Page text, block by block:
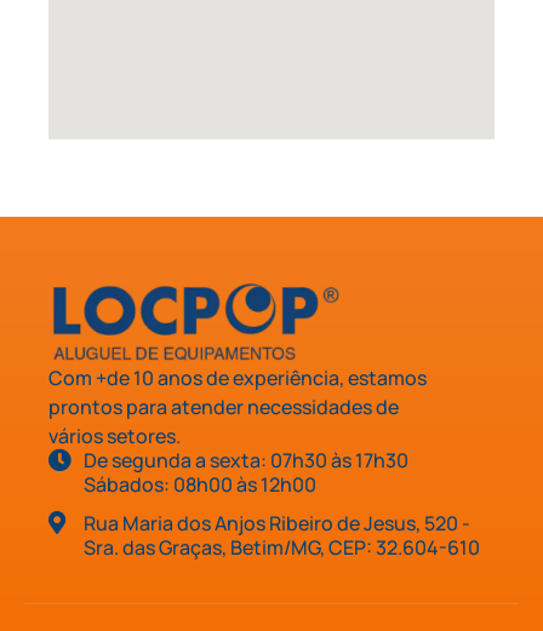
Com +de 10 anos de experiência, estamos
prontos para atender necessidades de
vários setores.
De segunda a sexta: 07h30 às 17h30
Sábados: 08h00 às 12h00
Rua Maria dos Anjos Ribeiro de Jesus, 520 -
Sra. das Graças, Betim/MG, CEP: 32.604-610